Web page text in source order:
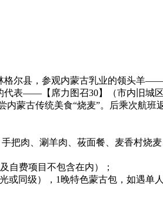
尔县，参观内蒙古乳业的领头羊
代表——【席力图召30】（市内旧
蒙古传统美食“烧麦”。后乘次航班
把肉、涮羊肉、莜面餐、麦香村烧
自费项目不包含在内）；
同级），1晚特色蒙古包，如遇单